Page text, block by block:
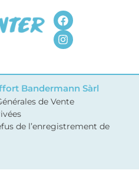
Bandermann Sàrl
de Vente
de l’enregistrement de